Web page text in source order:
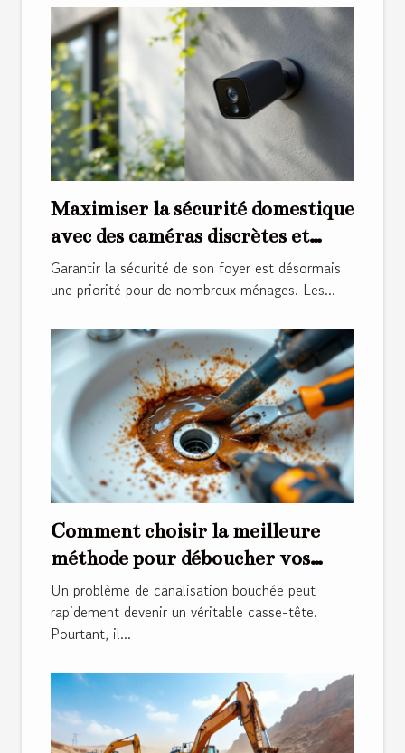
Maximiser la sécurité domestique
avec des caméras discrètes et
performantes
Garantir la sécurité de son foyer est désormais
une priorité pour de nombreux ménages. Les...
Comment choisir la meilleure
méthode pour déboucher vos
canalisations ?
Un problème de canalisation bouchée peut
rapidement devenir un véritable casse-tête.
Pourtant, il...